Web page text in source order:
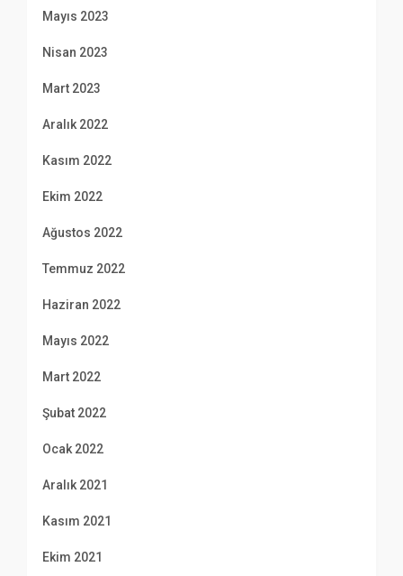
Mayıs 2023
Nisan 2023
Mart 2023
Aralık 2022
Kasım 2022
Ekim 2022
Ağustos 2022
Temmuz 2022
Haziran 2022
Mayıs 2022
Mart 2022
Şubat 2022
Ocak 2022
Aralık 2021
Kasım 2021
Ekim 2021